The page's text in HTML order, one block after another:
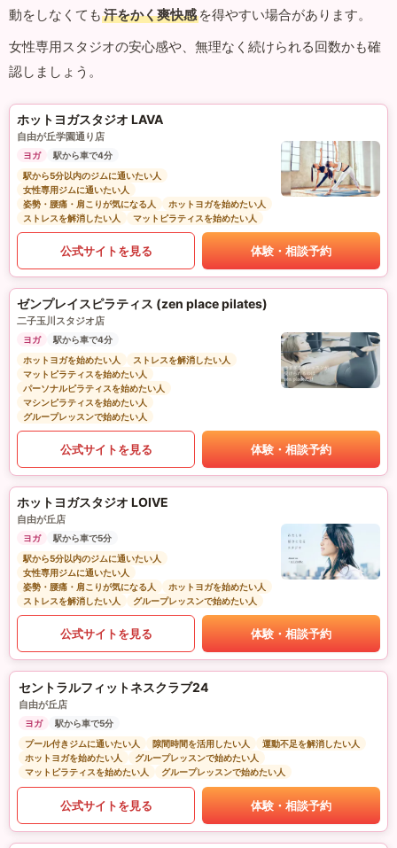
動をしなくても 汗をかく爽快感 を得やすい場合があります。
女性専用スタジオの安心感や、無理なく続けられる回数かも確
認しましょう。
ホットヨガスタジオ LAVA
自由が丘学園通り店
ヨガ
駅から車で4分
駅から5分以内のジムに通いたい人
女性専用ジムに通いたい人
姿勢・腰痛・肩こりが気になる人
ホットヨガを始めたい人
ストレスを解消したい人
マットピラティスを始めたい人
公式サイトを見る 体験・相談予約
ゼンプレイスピラティス (zen place pilates)
二子玉川スタジオ店
ヨガ
駅から車で4分
ホットヨガを始めたい人
ストレスを解消したい人
マットピラティスを始めたい人
パーソナルピラティスを始めたい人
マシンピラティスを始めたい人
グループレッスンで始めたい人
公式サイトを見る 体験・相談予約
ホットヨガスタジオ LOIVE
自由が丘店
ヨガ
駅から車で5分
駅から5分以内のジムに通いたい人
女性専用ジムに通いたい人
姿勢・腰痛・肩こりが気になる人
ホットヨガを始めたい人
ストレスを解消したい人
グループレッスンで始めたい人
公式サイトを見る 体験・相談予約
セントラルフィットネスクラブ24
自由が丘店
ヨガ
駅から車で5分
プール付きジムに通いたい人
隙間時間を活用したい人
運動不足を解消したい人
ホットヨガを始めたい人
グループレッスンで始めたい人
マットピラティスを始めたい人
グループレッスンで始めたい人
公式サイトを見る 体験・相談予約